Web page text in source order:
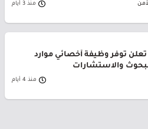
منذ 3 أيام
توفر وظيفة أخصائي موارد
والاستشارات
منذ 4 أيام